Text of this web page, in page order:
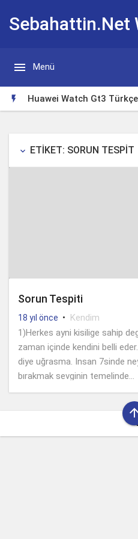
Sebahattin.Net
Günlügü
 Menü
 Huawei Watch Gt3
keyboard_arrow_down ETIKET: SORUN TESPIT
Sorun Tespiti
18 yıl önce • Kendim
1)Herkes ayni kisilige sahip
zaman içinde kendini belli
diye uğrasma. Insan 7sinde
bırakmak sevginin temelinde...